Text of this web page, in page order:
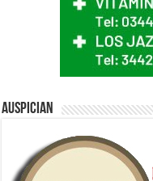
Auspician